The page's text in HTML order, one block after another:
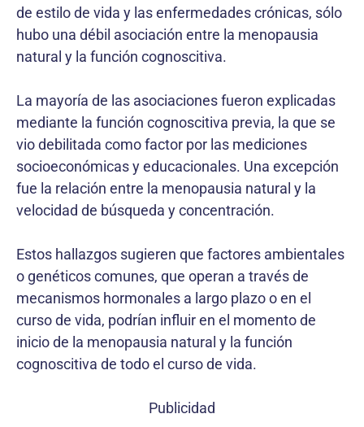
de estilo de vida y las enfermedades crónicas, sólo
hubo una débil asociación entre la menopausia
natural y la función cognoscitiva.
La mayoría de las asociaciones fueron explicadas
mediante la función cognoscitiva previa, la que se
vio debilitada como factor por las mediciones
socioeconómicas y educacionales. Una excepción
fue la relación entre la menopausia natural y la
velocidad de búsqueda y concentración.
Estos hallazgos sugieren que factores ambientales
o genéticos comunes, que operan a través de
mecanismos hormonales a largo plazo o en el
curso de vida, podrían influir en el momento de
inicio de la menopausia natural y la función
cognoscitiva de todo el curso de vida.
Publicidad